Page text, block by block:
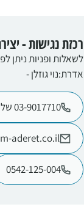
רכזת נגישות -
לשאלות ופניות ניתן
אדרת: נוי גוזלן -
03-9017710 שלוחה 160
aderet.co.il
0542-125-004